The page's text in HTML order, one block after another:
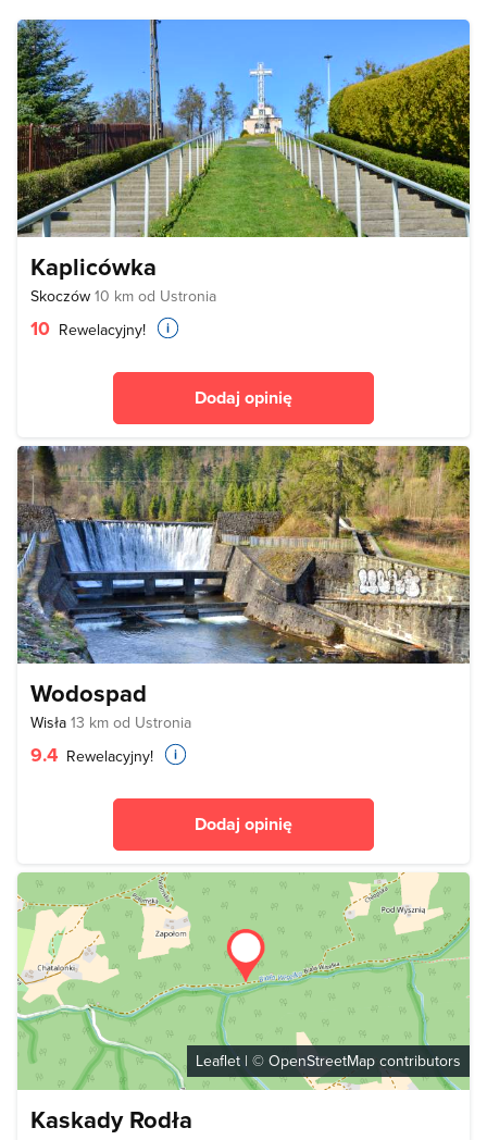
Kaplicówka
Skoczów 10 km od Ustronia
10 Rewelacyjny!
Dodaj opinię
Wodospad
Wisła 13 km od Ustronia
9.4 Rewelacyjny!
Dodaj opinię
Leaflet | © OpenStreetMap contributors
Kaskady Rodła